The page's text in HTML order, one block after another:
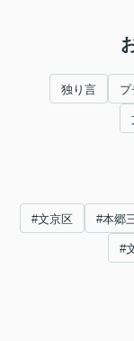
独り言 プ
#文京区 #本郷
#